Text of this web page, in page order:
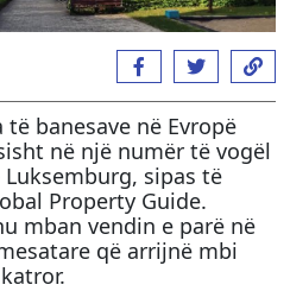
banesave në Evropë
në një numër të vogël
sipas të
Property Guide.
mban vendin e parë në
që arrijnë mbi